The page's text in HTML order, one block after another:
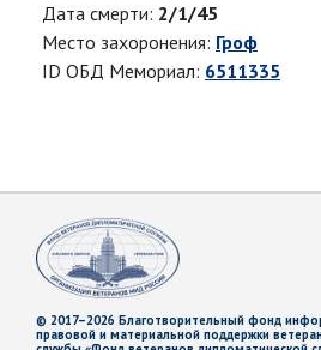
Дата смерти: 2/1/45
Место захоронения: Гроф
ID ОБД Мемориал: 6511335
© 2017–2026 Благотворительный фонд
правовой и материальной поддержки